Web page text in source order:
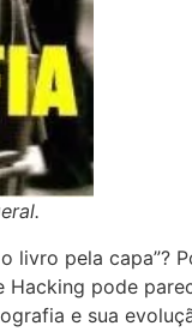
livro pela capa”?
pode
e sua